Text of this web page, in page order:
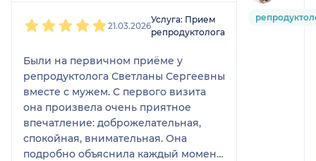
21.03.2026
Услуга: Прием
репродуктолога
Были на первичном приёме у
репродуктолога Светланы Сергеевны
вместе с мужем. С первого визита
она произвела очень приятное
впечатление: доброжелательная,
спокойная, внимательная. Она
подробно объяснила каждый момент,